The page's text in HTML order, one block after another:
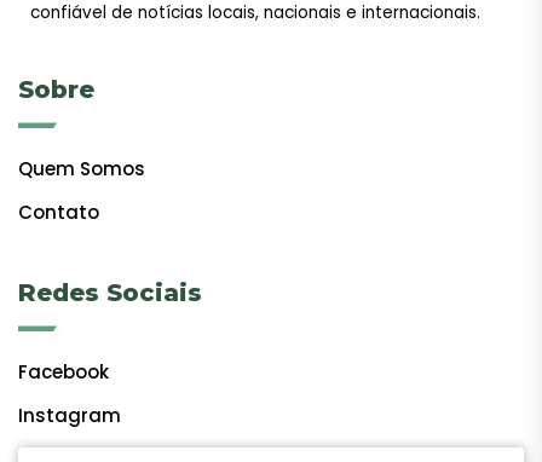
confiável de notícias locais, nacionais e internacionais.
Sobre
Quem Somos
Contato
Redes Sociais
Facebook
Instagram